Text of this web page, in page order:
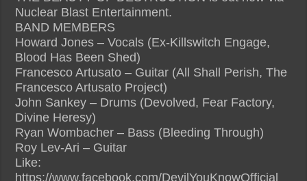
Nuclear Blast Entertainment.
BAND MEMBERS
Howard Jones – Vocals (Ex-Killswitch Engage,
Blood Has Been Shed)
Francesco Artusato – Guitar (All Shall Perish, The
Francesco Artusato Project)
John Sankey – Drums (Devolved, Fear Factory,
Divine Heresy)
Ryan Wombacher – Bass (Bleeding Through)
Roy Lev-Ari – Guitar
Like:
https://www.facebook.com/DevilYouKnowOfficial